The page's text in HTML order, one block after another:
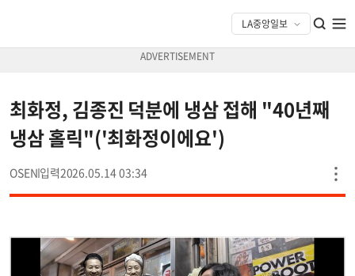
최화정, 김종진 덕분에 냉삼 접해 "40년째
냉삼 홀릭"('최화정이에요')
OSEN 2026.05.14 03:34